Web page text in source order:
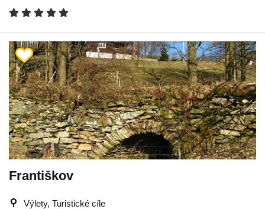
Františkov
Výlety, Turistické cíle